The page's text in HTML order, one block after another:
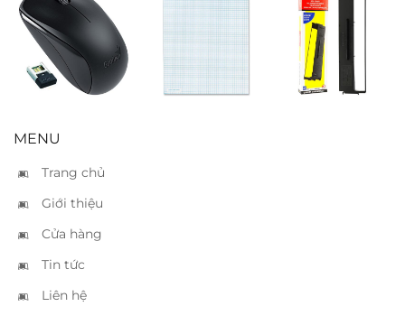
Chuột không
dây Genius
NX7000B
Giấy caro
Ruban
Fullmark LQ310
MENU
Trang chủ
Giới thiệu
Cửa hàng
Tin tức
Liên hệ